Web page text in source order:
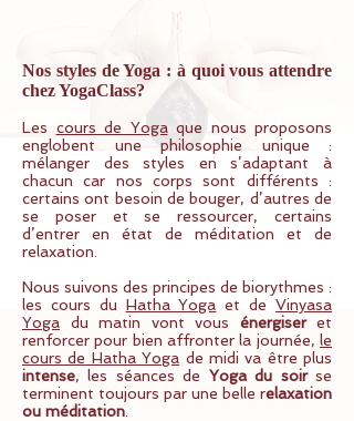
Nos styles de Yoga : à quoi vous attendre
chez YogaClass?
Les cours de Yogaque nous proposons
englobent une philosophie unique :
mélanger des styles en s’adaptant à
chacun car nos corps sont différents :
certains ont besoin de bouger, d’autres de
se poser et se ressourcer, certains
d’entrer en état de méditation et de
relaxation.
Nous suivons des principes de biorythmes :
les cours du Hatha Yoga et deVinyasa
Yoga du matin vont vous énergiseret
renforcer pour bien affronter la journée, le
cours de Hatha Yoga de midi va être plus
intense, les séances de Yoga du soirse
terminent toujours par une belle relaxation
ou méditation